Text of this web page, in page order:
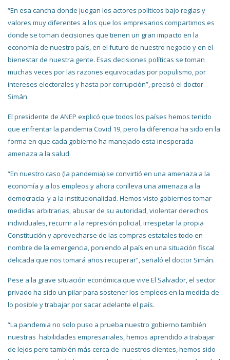
“En esa cancha donde juegan los actores políticos bajo reglas y
valores muy diferentes a los que los empresarios compartimos es
donde se toman decisiones que tienen un gran impacto en la
economía de nuestro país, en el futuro de nuestro negocio y en el
bienestar de nuestra gente. Esas decisiones políticas se toman
muchas veces por las razones equivocadas por populismo, por
intereses electorales y hasta por corrupción”, precisó el doctor
Simán.
El presidente de ANEP explicó que todos los países hemos tenido
que enfrentar la pandemia Covid 19, pero la diferencia ha sido en la
forma en que cada gobierno ha manejado esta inesperada
amenaza a la salud.
“En nuestro caso (la pandemia) se convirtió en una amenaza a la
economía y a los empleos y ahora conlleva una amenaza a la
democracia y a la institucionalidad. Hemos visto gobiernos tomar
medidas arbitrarias, abusar de su autoridad, violentar derechos
individuales, recurrir a la represión policial, irrespetar la propia
Constitución y aprovecharse de las compras estatales todo en
nombre de la emergencia, poniendo al país en una situación fiscal
delicada que nos tomará años recuperar”, señaló el doctor Simán.
Pese a la grave situación económica que vive El Salvador, el sector
privado ha sido un pilar para sostener los empleos en la medida de
lo posible y trabajar por sacar adelante el país.
“La pandemia no solo puso a prueba nuestro gobierno también
nuestras habilidades empresariales, hemos aprendido a trabajar
de lejos pero también más cerca de nuestros clientes, hemos sido